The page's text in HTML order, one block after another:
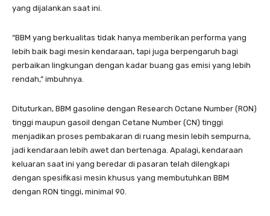
yang dijalankan saat ini.
“BBM yang berkualitas tidak hanya memberikan performa yang
lebih baik bagi mesin kendaraan, tapi juga berpengaruh bagi
perbaikan lingkungan dengan kadar buang gas emisi yang lebih
rendah,” imbuhnya.
Dituturkan, BBM gasoline dengan Research Octane Number (RON)
tinggi maupun gasoil dengan Cetane Number (CN) tinggi
menjadikan proses pembakaran di ruang mesin lebih sempurna,
jadi kendaraan lebih awet dan bertenaga. Apalagi, kendaraan
keluaran saat ini yang beredar di pasaran telah dilengkapi
dengan spesifikasi mesin khusus yang membutuhkan BBM
dengan RON tinggi, minimal 90.